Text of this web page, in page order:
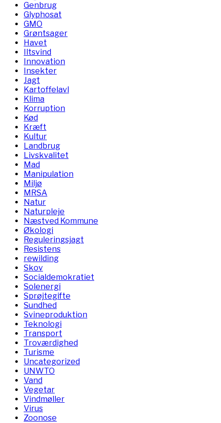
Genbrug
Glyphosat
GMO
Grøntsager
Havet
Iltsvind
Innovation
Insekter
Jagt
Kartoffelavl
Klima
Korruption
Kød
Kræft
Kultur
Landbrug
Livskvalitet
Mad
Manipulation
Miljø
MRSA
Natur
Naturpleje
Næstved Kommune
Økologi
Reguleringsjagt
Resistens
rewilding
Skov
Socialdemokratiet
Solenergi
Sprøjtegifte
Sundhed
Svineproduktion
Teknologi
Transport
Troværdighed
Turisme
Uncategorized
UNWTO
Vand
Vegetar
Vindmøller
Virus
Zoonose